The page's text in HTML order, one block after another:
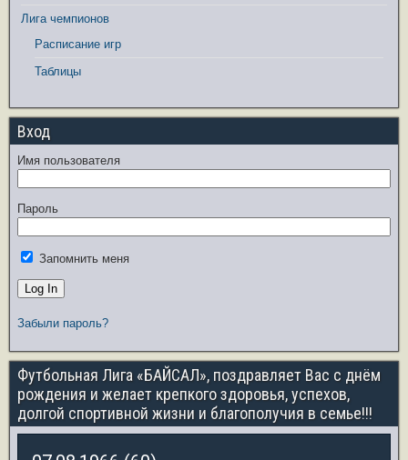
Лига чемпионов
Расписание игр
Таблицы
Вход
Имя пользователя
Пароль
Запомнить меня
Забыли пароль?
Футбольная Лига «БАЙСАЛ», поздравляет Вас с днём
рождения и желает крепкого здоровья, успехов,
долгой спортивной жизни и благополучия в семье!!!